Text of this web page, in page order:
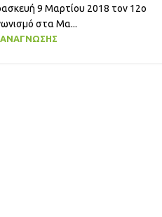
9 Μαρτίου 2018 τον 12ο
στα Μα...
ΑΝΆΓΝΩΣΗΣ